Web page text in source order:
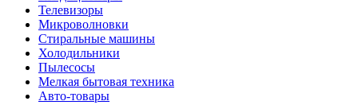
Телевизоры
Микроволновки
Стиральные машины
Холодильники
Пылесосы
Мелкая бытовая техника
Авто-товары